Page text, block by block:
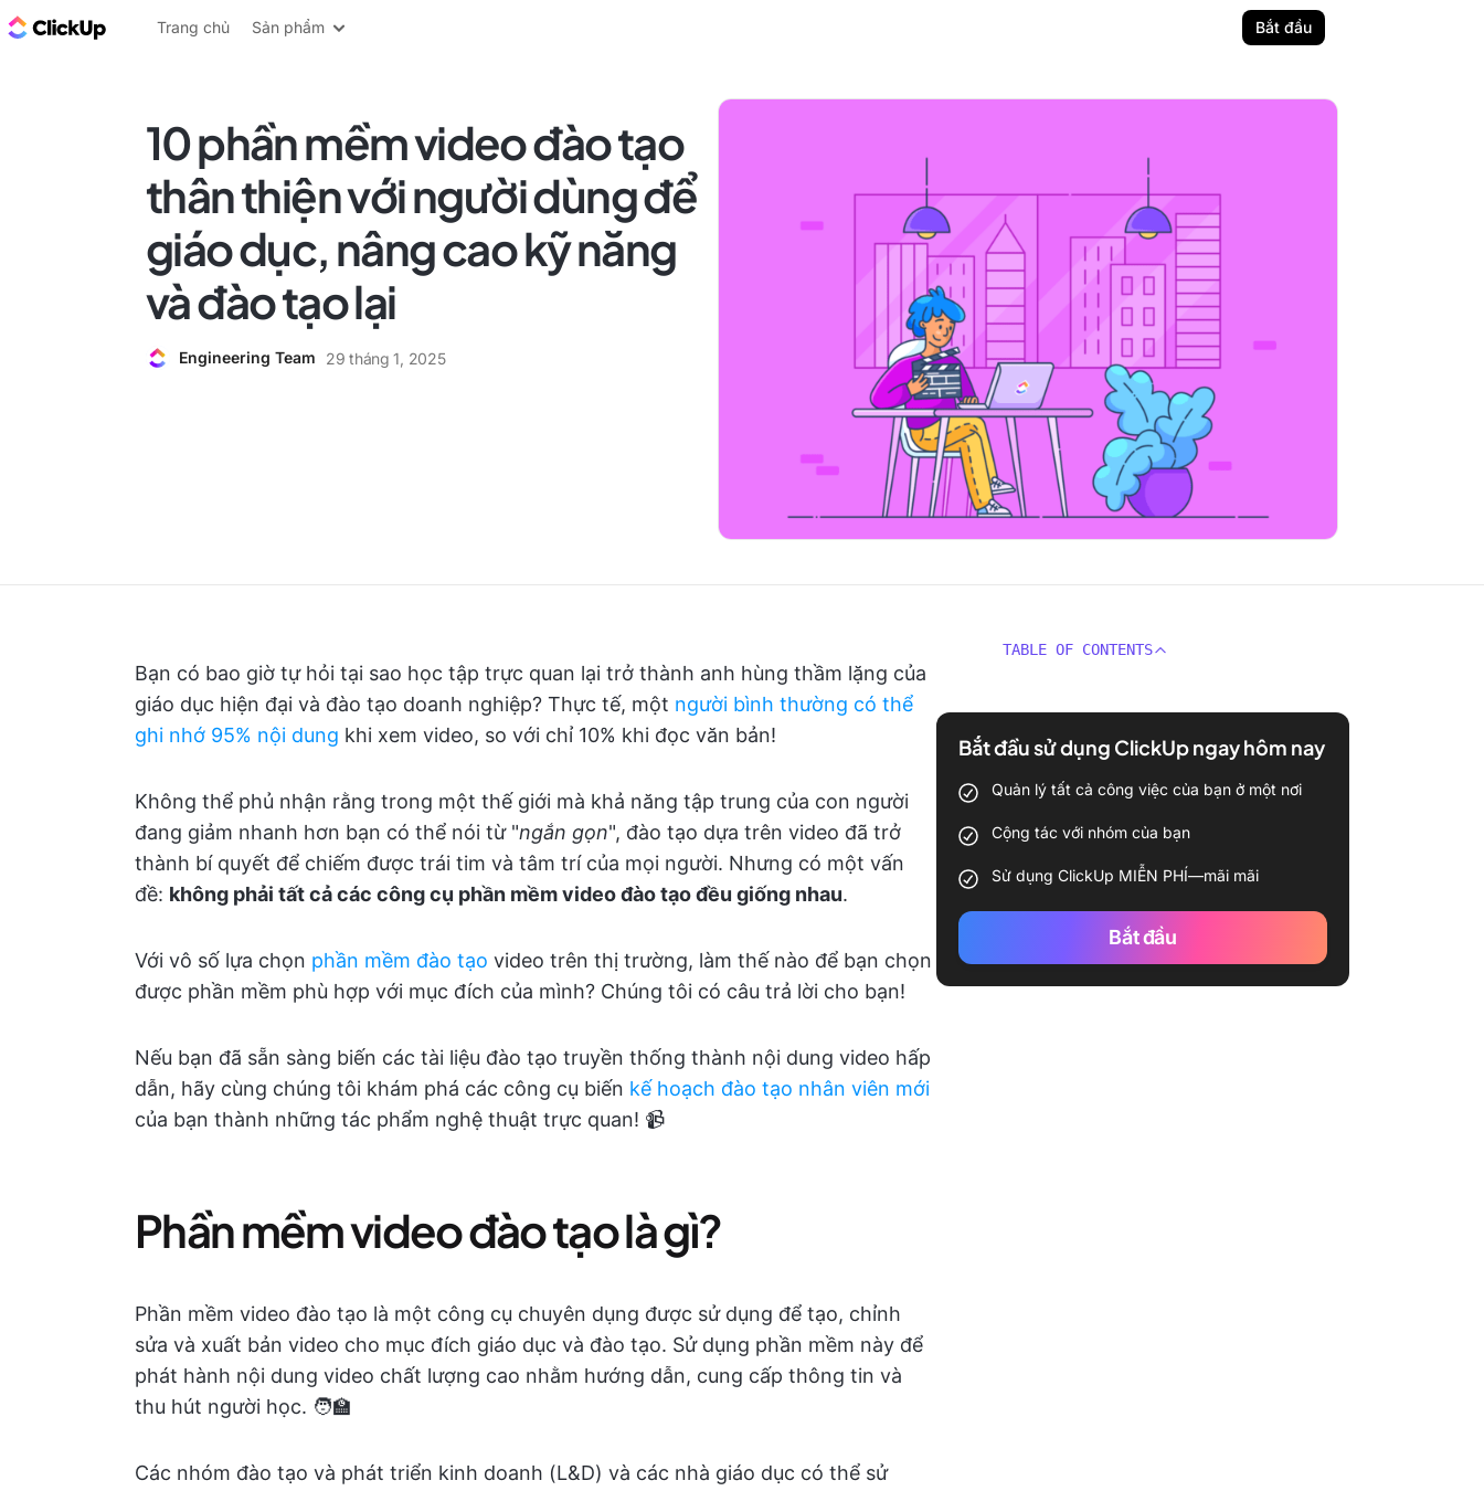
ClickUp Blog
Trang chủ Sản phẩm Bắt đầu
10 phần mềm video đào tạo
thân thiện với người dùng để
giáo dục, nâng cao kỹ năng
và đào tạo lại
Engineering Team 29 tháng 1, 2025
Bạn có bao giờ tự hỏi tại sao học tập trực quan lại trở thành anh hùng thầm lặng của
giáo dục hiện đại và đào tạo doanh nghiệp? Thực tế, một người bình thường có thể
ghi nhớ 95% nội dung khi xem video, so với chỉ 10% khi đọc văn bản!
Không thể phủ nhận rằng trong một thế giới mà khả năng tập trung của con người
đang giảm nhanh hơn bạn có thể nói từ "ngắn gọn", đào tạo dựa trên video đã trở
thành bí quyết để chiếm được trái tim và tâm trí của mọi người. Nhưng có một vấn
đề: không phải tất cả các công cụ phần mềm video đào tạo đều giống nhau.
Với vô số lựa chọn phần mềm đào tạo video trên thị trường, làm thế nào để bạn chọn
được phần mềm phù hợp với mục đích của mình? Chúng tôi có câu trả lời cho bạn!
Nếu bạn đã sẵn sàng biến các tài liệu đào tạo truyền thống thành nội dung video hấp
dẫn, hãy cùng chúng tôi khám phá các công cụ biến kế hoạch đào tạo nhân viên mới
của bạn thành những tác phẩm nghệ thuật trực quan! 📹
Phần mềm video đào tạo là gì?
Phần mềm video đào tạo là một công cụ chuyên dụng được sử dụng để tạo, chỉnh
sửa và xuất bản video cho mục đích giáo dục và đào tạo. Sử dụng phần mềm này để
phát hành nội dung video chất lượng cao nhằm hướng dẫn, cung cấp thông tin và
thu hút người học. 🧑‍🏫
Các nhóm đào tạo và phát triển kinh doanh (L&D) và các nhà giáo dục có thể sử
TABLE OF CONTENTS
Bắt đầu sử dụng ClickUp ngay hôm nay
Quản lý tất cả công việc của bạn ở một nơi
Cộng tác với nhóm của bạn
Sử dụng ClickUp MIỄN PHÍ—mãi mãi
Bắt đầu